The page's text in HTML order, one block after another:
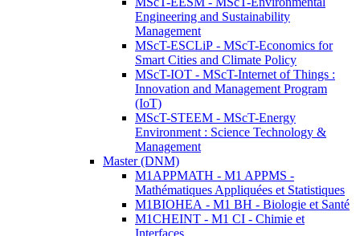
Engineering and Sustainability
Management
MScT-ESCLiP - MScT-Economics for
Smart Cities and Climate Policy
MScT-IOT - MScT-Internet of Things :
Innovation and Management Program
(IoT)
MScT-STEEM - MScT-Energy
Environment : Science Technology &
Management
Master (DNM)
M1APPMATH - M1 APPMS -
Mathématiques Appliquées et Statistiques
M1BIOHEA - M1 BH - Biologie et Santé
M1CHEINT - M1 CI - Chimie et
Interfaces